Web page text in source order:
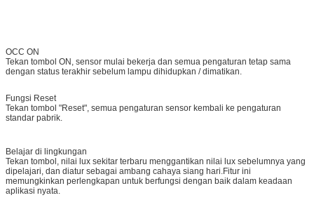
OCC ON
Tekan tombol ON, sensor mulai bekerja dan semua pengaturan tetap sama
dengan status terakhir sebelum lampu dihidupkan / dimatikan.
Fungsi Reset
Tekan tombol "Reset", semua pengaturan sensor kembali ke pengaturan
standar pabrik.
Belajar di lingkungan
Tekan tombol, nilai lux sekitar terbaru menggantikan nilai lux sebelumnya yang
dipelajari, dan diatur sebagai ambang cahaya siang hari.Fitur ini
memungkinkan perlengkapan untuk berfungsi dengan baik dalam keadaan
aplikasi nyata.